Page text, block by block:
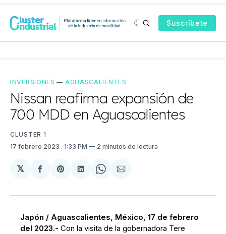
Suscríbete
INVERSIONES — AGUASCALIENTES
Nissan reafirma expansión de
700 MDD en Aguascalientes
CLUSTER 1
17 febrero 2023 . 1:33 PM 2 minutos de lectura
𝕏
Compartir
Facebook
Share
Pinterest
Compartir
LinkedIn
Share
WhatsApp
Compartir
Email
Japón / Aguascalientes, México, 17 de febrero
del 2023.-Con la visita de la gobernadora Tere